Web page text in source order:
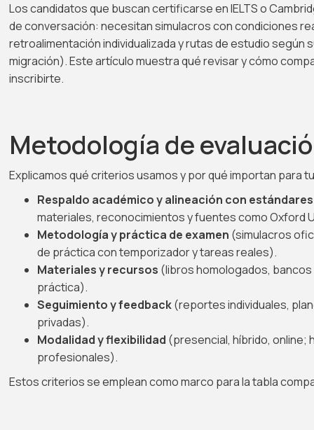
Los candidatos que buscan certificarse en IELTS o
de conversación: necesitan simulacros con condiciones
retroalimentación individualizada y rutas de estudio
migración). Este artículo muestra qué revisar y cómo
inscribirte.
Metodología de
Explicamos qué criterios usamos y por qué importan para
Respaldo académico y alineación con
materiales, reconocimientos y fuentes como Oxford
Metodología y práctica de examen (simulacros
de práctica con temporizador y tareas reales).
Materiales y recursos (libros homologados,
práctica).
Seguimiento y feedback(reportes individuales,
privadas).
Modalidad y flexibilidad (presencial, híbrido, online;
profesionales).
Estos criterios se emplean como marco para la tabla